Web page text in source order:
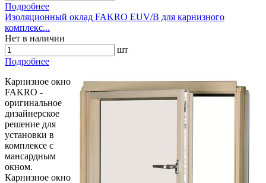
Подробнее
Изоляционный оклад FAKRO EUV/B для карнизного
комплекс...
Нет в наличии
шт
Подробнее
Карнизное окно
FAKRO -
оригинальное
дизайнерское
решение для
установки в
комплексе с
мансардным
окном.
Карнизное окно